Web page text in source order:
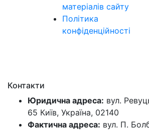
матеріалів сайту
Політика
конфіденційності
Контакти
Юридична адреса: вул.
65 Київ, Україна, 02140
Фактична адреса: вул. П.